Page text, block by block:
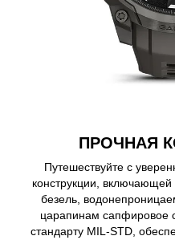
ПРОЧНАЯ
Путешествуйте с
конструкции,
безель,
царапинам сапфировое
стандарту MIL-STD,